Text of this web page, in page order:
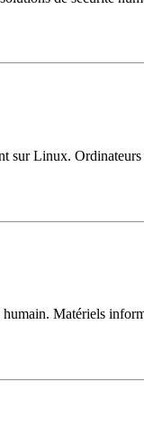
Linux.
Matériels